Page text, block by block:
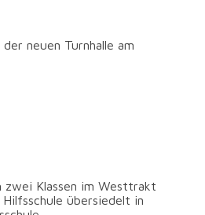
neuen Turnhalle am
zwei Klassen im Westtrakt
Hilfsschule übersiedelt in